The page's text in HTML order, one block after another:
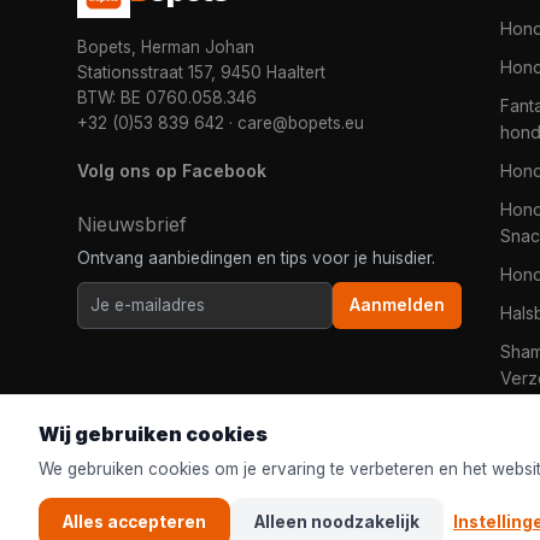
Bopets, Herman Johan
Stationsstraat 157, 9450 Haaltert
BTW: BE 0760.058.346
+32 (0)53 839 642 · care@bopets.eu
Volg ons op Facebook
Nieuwsbrief
Ontvang aanbiedingen en tips voor je huisdier.
Aanmelden
© 2026Bopets| De online dierenwinkel voor iedereen in
Wij gebruiken cookies
We gebruiken cookies om je ervaring te verbeteren en het
Alles accepteren Alleen noodzakelijk